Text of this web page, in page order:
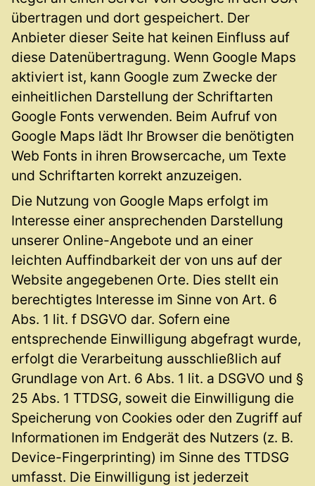
übertragen und dort gespeichert. Der
Anbieter dieser Seite hat keinen Einfluss auf
diese Datenübertragung. Wenn Google Maps
aktiviert ist, kann Google zum Zwecke der
einheitlichen Darstellung der Schriftarten
Google Fonts verwenden. Beim Aufruf von
Google Maps lädt Ihr Browser die benötigten
Web Fonts in ihren Browsercache, um Texte
und Schriftarten korrekt anzuzeigen.
Die Nutzung von Google Maps erfolgt im
Interesse einer ansprechenden Darstellung
unserer Online-Angebote und an einer
leichten Auffindbarkeit der von uns auf der
Website angegebenen Orte. Dies stellt ein
berechtigtes Interesse im Sinne von Art. 6
Abs. 1 lit. f DSGVO dar. Sofern eine
entsprechende Einwilligung abgefragt wurde,
erfolgt die Verarbeitung ausschließlich auf
Grundlage von Art. 6 Abs. 1 lit. a DSGVO und §
25 Abs. 1 TTDSG, soweit die Einwilligung die
Speicherung von Cookies oder den Zugriff auf
Informationen im Endgerät des Nutzers (z. B.
Device-Fingerprinting) im Sinne des TTDSG
umfasst. Die Einwilligung ist jederzeit